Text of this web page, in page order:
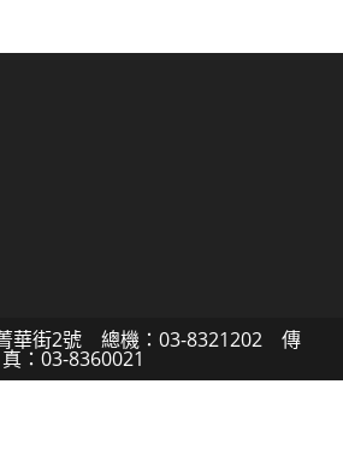
華街2號 總機：03-8321202 傳
真：03-8360021